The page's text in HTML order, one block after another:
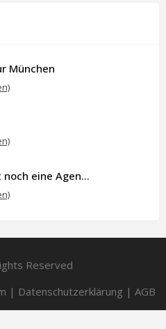
München
SMART Business - Nicht noch eine Agentur. Sondern ein Partner, der dein Business als Ganzes denkt.
Reserved
| Datenschutzerklärung | AGB